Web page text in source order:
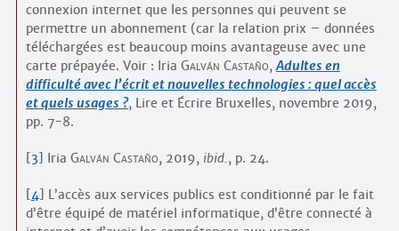
connexion internet que les personnes qui peuvent se
permettre un abonnement (car la relation prix – données
téléchargées est beaucoup moins avantageuse avec une
carte prépayée. Voir : Iria Galván Castaño,Adultes en
difficulté avec l’écrit et nouvelles technologies : quel accès
et quels usages ?, Lire et Écrire Bruxelles, novembre 2019,
pp. 7-8.
[3] Iria Galván Castaño, 2019, ibid., p. 24.
[4] L’accès aux services publics est conditionné par le fait
d’être équipé de matériel informatique, d’être connecté à